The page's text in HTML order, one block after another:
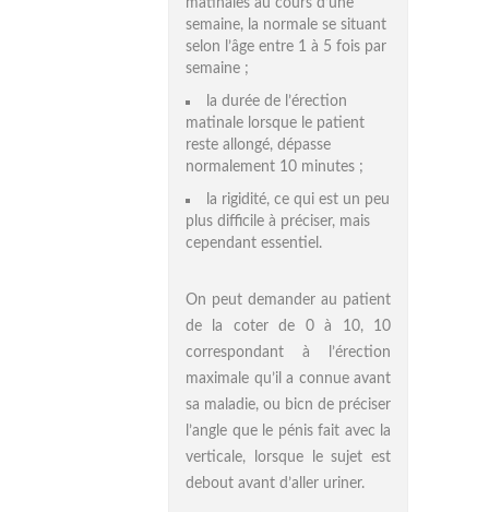
matinales au cours d’une
semaine, la normale se situant
selon l’âge entre 1 à 5 fois par
semaine ;
la durée de l’érection
matinale lorsque le patient
reste allongé, dépasse
normalement 10 minutes ;
la rigidité, ce qui est un peu
plus difficile à préciser, mais
cependant essentiel.
On peut demander au patient
de la coter de 0 à 10, 10
correspondant à l’érection
maximale qu’il a connue avant
sa maladie, ou bicn de préciser
l’angle que le pénis fait avec la
verticale, lorsque le sujet est
debout avant d’aller uriner.